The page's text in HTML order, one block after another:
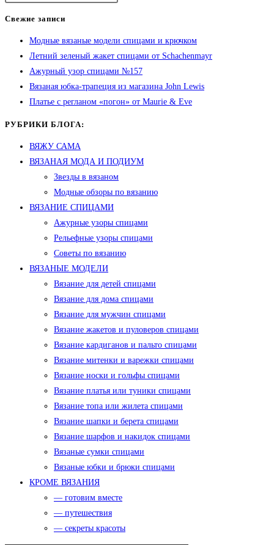
Свежие записи
Модные вязаные модели спицами и крючком
Летний зеленый жакет спицами от Schachenmayr
Ажурный узор спицами №157
Вязаная юбка-трапеция из магазина John Lewis
Платье с регланом «погон» от Maurie & Eve
РУБРИКИ БЛОГА:
ВЯЖУ САМА
ВЯЗАНАЯ МОДА И ПОДИУМ
Звезды в вязаном
Модные обзоры по вязанию
ВЯЗАНИЕ СПИЦАМИ
Ажурные узоры спицами
Рельефные узоры спицами
Советы по вязанию
ВЯЗАНЫЕ МОДЕЛИ
Вязание для детей спицами
Вязание для дома спицами
Вязание для мужчин спицами
Вязание жакетов и пуловеров спицами
Вязание кардиганов и пальто спицами
Вязание митенки и варежки спицами
Вязание носки и гольфы спицами
Вязание платья или туники спицами
Вязание топа или жилета спицами
Вязание шапки и берета спицами
Вязание шарфов и накидок спицами
Вязаные сумки спицами
Вязаные юбки и брюки спицами
КРОМЕ ВЯЗАНИЯ
— готовим вместе
— путешествия
— секреты красоты